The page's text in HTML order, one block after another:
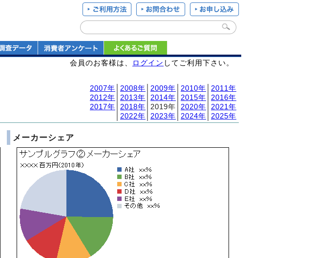
会員のお客様は、 ログイン してご利用下さい。
2007年 2008年 2009年 2010年
2011年
2012年
2013年 2014年 2015年
2016年
2017年
2018年 │2019年│ 2020年
2021年
2022年 2023年 2024年 2025年
メーカーシェア